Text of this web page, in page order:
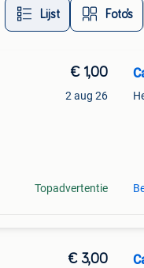
Lijst Foto’s
€ 1,00
2 aug 26
Topadvertentie
€ 3,00